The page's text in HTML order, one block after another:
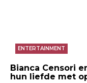
ENTERTAINMENT
Bianca Censori
hun liefde met